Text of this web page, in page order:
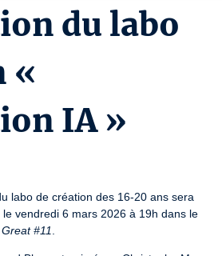
du labo
«
IA »
labo de création des 16-20 ans sera
vendredi 6 mars 2026 à 19h dans le
#11